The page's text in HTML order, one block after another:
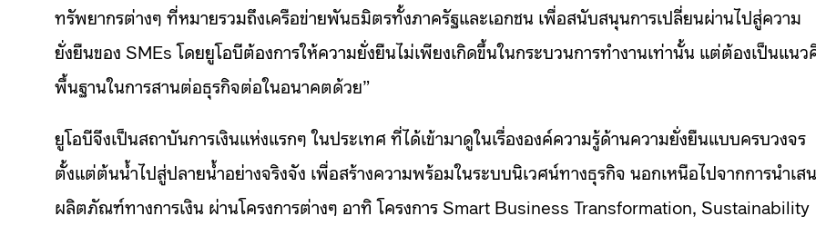
ทรัพยากรต่างๆ ที่หมายรวมถึงเครือข่ายพันธมิตรทั้งภาครัฐและเอกชน เพื่อสนับสนุนการเปลี่ยนผ่านไปสู่ความ
ยั่งยืนของ SMEs โดยยูโอบีต้องการให้ความยั่งยืนไม่เพียงเกิดขึ้นในกระบวนการทำงานเท่านั้น แต่ต้องเป็นแนว
พื้นฐานในการสานต่อธุรกิจต่อในอนาคตด้วย”
ยูโอบีจึงเป็นสถาบันการเงินแห่งแรกๆ ในประเทศ ที่ได้เข้ามาดูในเรื่ององค์ความรู้ด้านความยั่งยืนแบบครบวงจร
ตั้งแต่ต้นน้ำไปสู่ปลายน้ำอย่างจริงจัง เพื่อสร้างความพร้อมในระบบนิเวศน์ทางธุรกิจ นอกเหนือไปจากการนำเส
ผลิตภัณฑ์ทางการเงิน ผ่านโครงการต่างๆ อาทิ โครงการ Smart Business Transformation, Sustainability